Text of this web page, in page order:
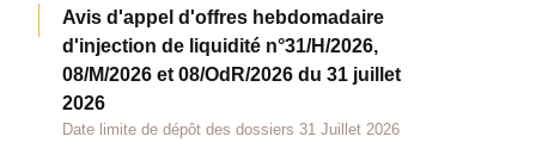
Avis d'appel d'offres hebdomadaire
d'injection de liquidité n°31/H/2026,
08/M/2026 et 08/OdR/2026 du 31 juillet
2026
Date limite de dépôt des dossiers 31 Juillet 2026